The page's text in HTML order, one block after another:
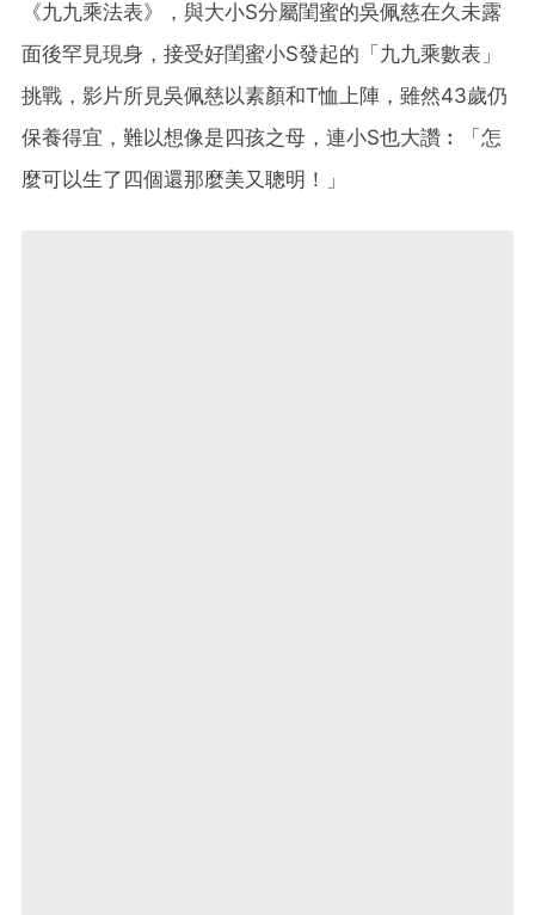
《九九乘法表》，與大小S分屬閨蜜的吳佩慈在久未露
面後罕見現身，接受好閨蜜小S發起的「九九乘數表」
挑戰，影片所見吳佩慈以素顏和T恤上陣，雖然43歲仍
保養得宜，難以想像是四孩之母，連小S也大讚︰「怎
麼可以生了四個還那麼美又聰明！」